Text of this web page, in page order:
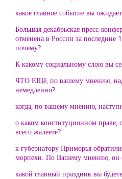
какое главное событие вы
Большая декабрьская пресс-
отменена в России за
почему?
К какому социальному слою вы
ЧТО ЕЩё, по вашему мнению,
немедленно?
когда, по вашему мнению,
о каком конституционном праве,
всего жалеете?
к губернатору Приморья
морпехи. По Вашему мнению, он
какой главный праздник вы